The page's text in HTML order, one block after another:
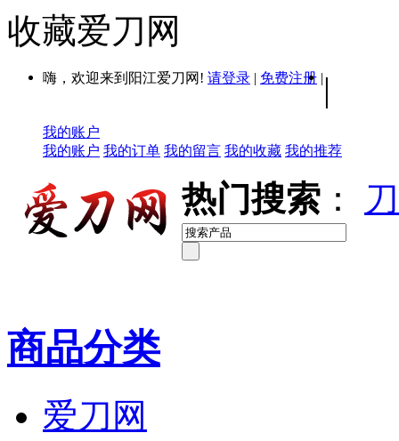
收藏爱刀网
嗨，欢迎来到阳江爱刀网! 请登录 | 免费注册 | |
我的账户
我的账户 我的订单 我的留言 我的收藏 我的推荐
热门搜索 ：
商品分类
爱刀网